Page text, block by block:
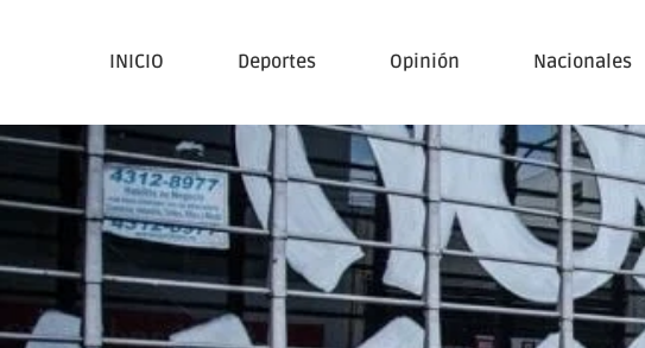
INICIO Deportes Opinión Nacionales